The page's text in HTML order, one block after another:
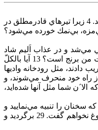
و ايّوب‌ جواب‌ داده‌، گفت‌: 2 «كاش‌ كه غصّه‌ من‌ سنجيده‌ شود، و مشقّت‌ مرا در ميزان‌ با آن‌ بگذارند. 3 زيرا كه‌ الا´ن‌ از ريگ‌ دريا سنگينتر است‌. از اين‌ سبب‌ سخنان‌ من‌ بيهوده‌ مي‌باشد. 4 زيرا تيرهاي‌ قادرمطلق‌ در
خدا بر من‌ صف‌آرايي‌ مي‌كند. 5 آيا گورخر با داشتن‌ علف‌ عرعر مي‌كند؟ و يا گاو بر آذوقه‌ خود بانگ‌ مي‌زند؟ 6 آيا چيز بي‌مزه‌، بي‌نمك‌ خورده‌ مي‌شود؟
مرا خُرد كند، و دست‌ خود را بلند كرده‌، مرا منقطع‌ سازد! 10 آنگاه‌ مع'هذا مرا تسلي‌ مي‌شد و در عذاب‌ اَليم‌ شاد
مي‌شدم‌، چونكه‌ كلمات‌ حضرت‌ قدّوس‌ را انكار ننمودم‌. 11 من‌ چه‌ قوّت‌ دارم‌ كه‌ انتظار بكشم‌ و عاقبت‌ من‌ چيست‌ كه‌ صبر نمايم‌؟ 12 آيا قوّت‌ من‌ قوّت‌ سنگها است‌؟ و يا گوشت‌ من‌ برنج‌ است‌؟ 13 آيا بالكلّ
مطلق‌ را ترك‌ نمايد. 15 امّا برادران‌ من‌ مثل‌ نهرها مرا فريب‌ دادند، مثل‌ رودخانه‌ واديها
مخفي‌ است‌. 17 وقتي‌ كه‌ آب‌ از آنها مي‌رود، نابود مي‌شوند. و چون‌ گرما شود، از جاي‌ خود ناپديد مي‌گردند. 18 كاروانيان‌ از راه‌ خود منحرف‌ مي‌شوند، و
19 كاروانيان‌ تيما به‌ آنها نگران‌ بودند. قافله‌هاي‌ سبا اميد آنها را داشتند. 20 از اميد خود خجل‌ گرديدند. به‌ آنجا رسيدند و شرمنده‌ گشتند. 21 زيرا كه‌ الا´ن‌ شما مثل‌ آنها شده‌ايد،
كردم‌. 25 سخنان‌ راستي‌ چقدر زورآور است‌! امّا تنبيه‌ شما چه‌ نتيجه‌ مي‌بخشد؟ 26 آيا گمان‌ مي‌بريد كه‌ سخنان‌ را تنبيه‌ مي‌نماييد و
سخنان‌ مأيوس‌ را كه‌ مثل‌ باد است‌؟ 27 يقيناً براي‌ يتيم‌ قرعه‌ مي‌اندازيد و دوست‌ خود را مال‌ تجارت‌ مي‌شماريد. 28 پس‌ الا´ن‌ التفات‌ كرده‌، بر من‌ توجّه‌ نماييد، و روبه‌روي‌ شما دروغ‌ نخواهم‌ گفت‌. 29 برگرديد و